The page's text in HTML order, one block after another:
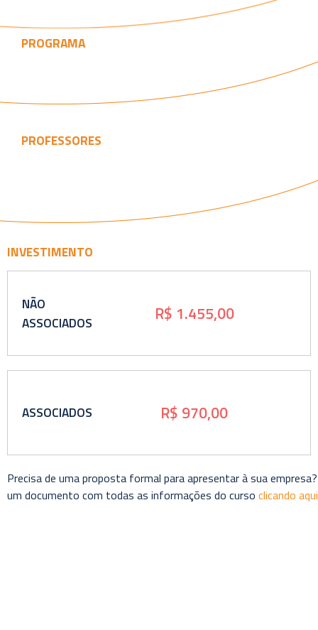
PROGRAMA
PROFESSORES
INVESTIMENTO
ASSOCIADOS R$ 970,00
NÃO
ASSOCIADOS
R$ 1.455,00
Precisa de uma proposta formal para apresentar à sua
um documento com todas as informações do curso clicando